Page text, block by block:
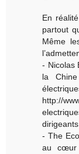
En
partout
Même
- Nicolas
la
http://
- The
au cœur